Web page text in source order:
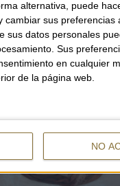
alternativa, puede
cambiar sus preferencias
sus datos personales
Sus
en cualquier
de la página web.
NO
CAN